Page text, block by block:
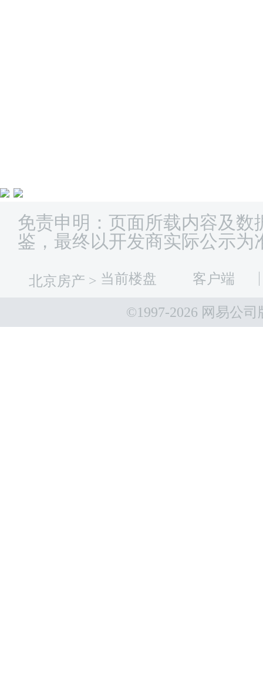
免责申明：页面所载内容及数
鉴，最终以开发商实际公示为
北京房产 > 当前楼盘 客户端
©1997-2026 网易公